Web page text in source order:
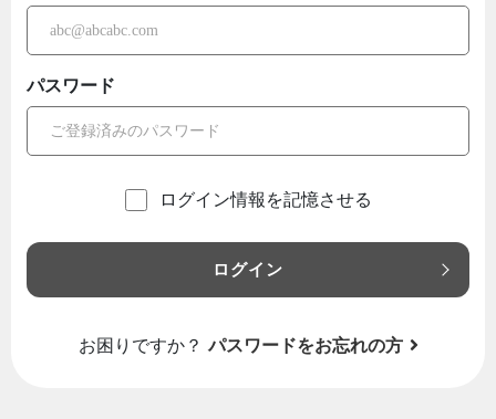
パスワード
ログイン情報を記憶させる
ログイン
お困りですか？ パスワードをお忘れの方